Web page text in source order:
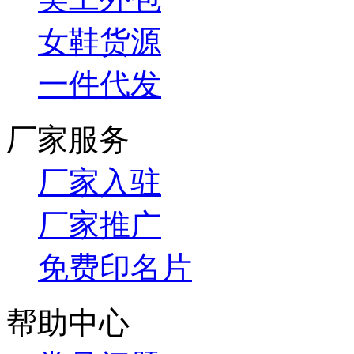
女鞋货源
一件代发
厂家服务
厂家入驻
厂家推广
免费印名片
帮助中心